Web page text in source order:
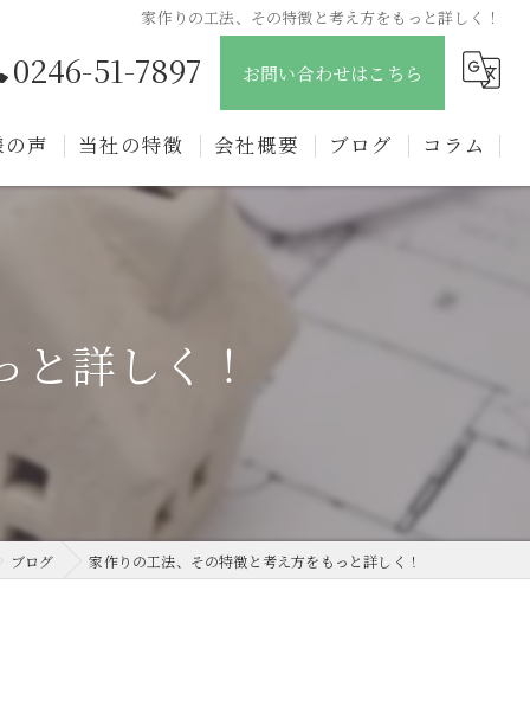
家作りの工法、その特徴と考え方をもっと詳しく！
0246-51-7897 お問い合わせはこちら
声 当社の特徴 会社概要 ブログ コラム
詳しく！
ブログ 家作りの工法、その特徴と考え方をもっと詳しく！